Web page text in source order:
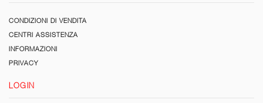
CONDIZIONI DI VENDITA
CENTRI ASSISTENZA
INFORMAZIONI
PRIVACY
LOGIN